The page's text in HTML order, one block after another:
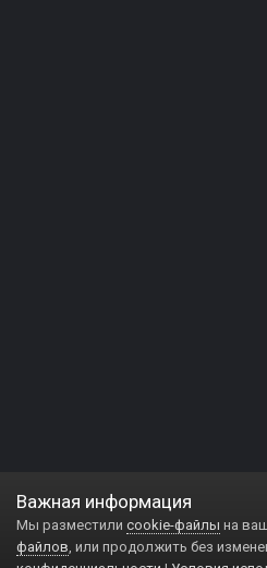
Важная информация
Мы разместили cookie-файлы на
файлов, или продолжить без